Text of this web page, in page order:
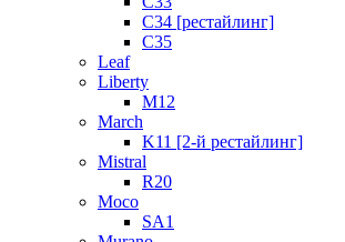
C34 [рестайлинг]
C35
Leaf
Liberty
M12
March
K11 [2-й рестайлинг]
Mistral
R20
Moco
SA1